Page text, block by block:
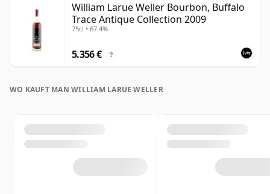
William Larue Weller Bourbon, Buffalo
Trace Antique Collection 2009
75cl • 67.4%
5.356 € ?
WO KAUFT MAN WILLIAM LARUE WELLER